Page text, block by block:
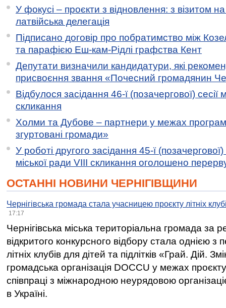
У фокусі – проєкти з відновлення: з візитом
латвійська делегація
Підписано договір про побратимство між
та парафією Еш-кам-Рідлі графства Кент
Депутати визначили кандидатури, які
присвоєння звання «Почесний громадянин
Відбулося засідання 46-ї (позачергової) сесії
скликання
Холми та Дубове – партнери у межах
згуртовані громади»
У роботі другого засідання 45-ї (позачергової)
міської ради VIII скликання оголошено
ОСТАННІ НОВИНИ ЧЕРНІГІВЩИНИ
Чернігівська громада стала учасницею проєкту літніх
17:17
Чернігівська міська територіальна громада за
відкритого конкурсного відбору стала однією
літніх клубів для дітей та підлітків «Грай. Дій.
громадська організація DOCCU у межах
співпраці з міжнародною неурядовою
в Україні.